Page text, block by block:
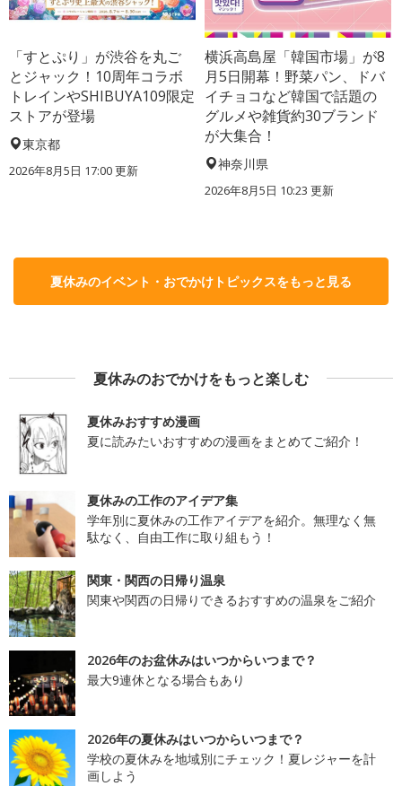
「すとぷり」が渋谷を丸ご
とジャック！10周年コラボ
トレインやSHIBUYA109限定
ストアが登場
東京都
2026年8月5日 17:00更新
横浜高島屋「韓国市場」が8
月5日開幕！野菜パン、ドバ
イチョコなど韓国で話題の
グルメや雑貨約30ブランド
が大集合！
神奈川県
2026年8月5日 10:23 更新
夏休みのイベント・おでかけトピックスをもっと見る
夏休みのおでかけをもっと楽しむ
夏休みおすすめ漫画
夏に読みたいおすすめの漫画をまとめてご紹介！
夏休みの工作のアイデア集
学年別に夏休みの工作アイデアを紹介。無理なく無
駄なく、自由工作に取り組もう！
関東・関西の日帰り温泉
関東や関西の日帰りできるおすすめの温泉をご紹介
2026年のお盆休みはいつからいつまで？
最大9連休となる場合もあり
2026年の夏休みはいつからいつまで？
学校の夏休みを地域別にチェック！夏レジャーを計
画しよう